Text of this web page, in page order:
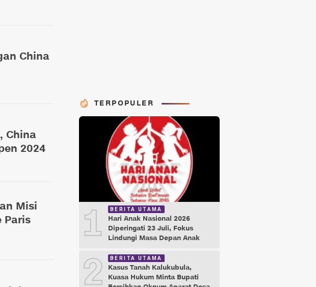
China
China
2024
Misi
Paris
TERPOPULER
1 BERITA UTAMA
Hari Anak Nasional 2026
Diperingati 23 Juli, Fokus
Lindungi Masa Depan Anak
2 BERITA UTAMA
Kasus Tanah Kalukubula,
Kuasa Hukum Minta Bupati